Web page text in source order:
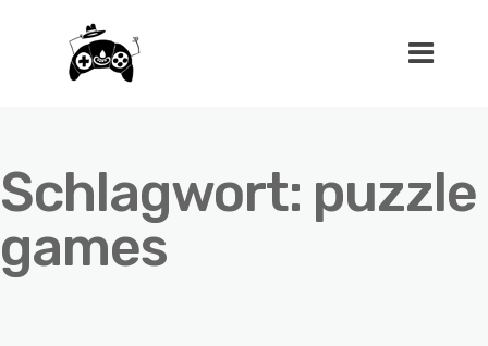
Schlagwort: puzzle
games